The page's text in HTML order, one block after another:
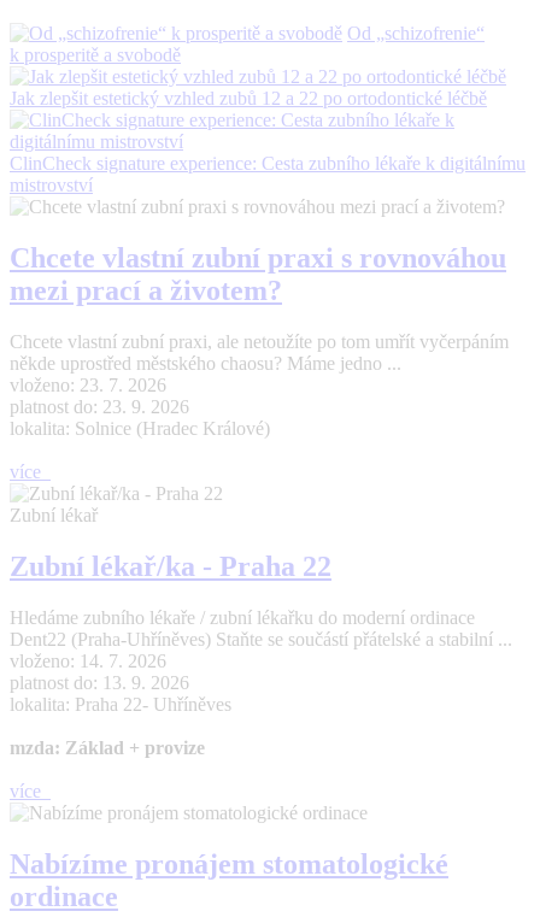
Od „schizofrenie“
k prosperitě a svobodě
Jak zlepšit estetický vzhled zubů 12 a 22 po ortodontické léčbě
ClinCheck signature experience: Cesta zubního lékaře k digitálnímu
mistrovství
Chcete vlastní zubní praxi s rovnováhou
mezi prací a životem?
Chcete vlastní zubní praxi, ale netoužíte po tom umřít vyčerpáním
někde uprostřed městského chaosu? Máme jedno ...
vloženo: 23. 7. 2026
platnost do: 23. 9. 2026
lokalita: Solnice (Hradec Králové)
více
Zubní lékař
Zubní lékař/ka - Praha 22
Hledáme zubního lékaře / zubní lékařku do moderní ordinace
Dent22 (Praha-Uhříněves) Staňte se součástí přátelské a stabilní ...
vloženo: 14. 7. 2026
platnost do: 13. 9. 2026
lokalita: Praha 22- Uhříněves
mzda: Základ + provize
více
Nabízíme pronájem stomatologické
ordinace